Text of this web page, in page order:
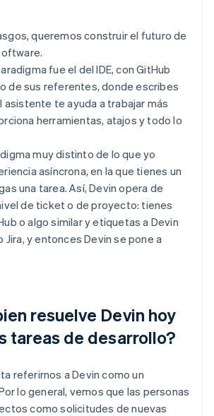
queremos construir el futuro de
fue el del IDE, con GitHub
de sus referentes, donde escribes
asistente te ayuda a trabajar más
herramientas, atajos y todo lo
muy distinto de lo que yo
asíncrona, en la que tienes un
una tarea. Así, Devin opera de
de ticket o de proyecto: tienes
o algo similar y etiquetas a Devin
Jira, y entonces Devin se pone a
resuelve Devin hoy
tareas de desarrollo?
referirnos a Devin como un
lo general, vemos que las personas
como solicitudes de nuevas